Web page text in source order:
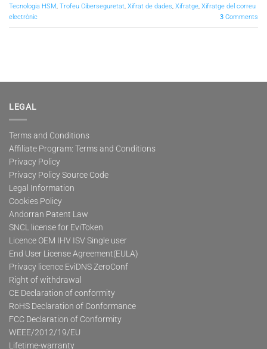
Tecnologia HSM, Trofeu Ciberseguretat, Xifrat de dades, Xifratge, Xifratge del correu
electrònic
3 Comments
LEGAL
Terms and Conditions
Affiliate Program: Terms and Conditions
Privacy Policy
Privacy Policy Source Code
Legal Information
Cookies Policy
Andorran Patent Law
SNCL license for EviToken
Licence OEM IHV ISV Single user
End User License Agreement(EULA)
Privacy licence EviDNS ZeroConf
Right of withdrawal
CE Declaration of conformity
RoHS Declaration of Conformance
FCC Declaration of Conformity
WEEE/2012/19/EU
Lifetime-warranty